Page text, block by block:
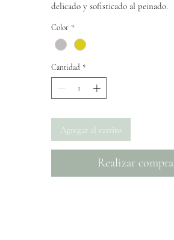
delicado y sofisticado al peinado.
Color *
Cantidad *
Agregar al carrito
Realizar compra